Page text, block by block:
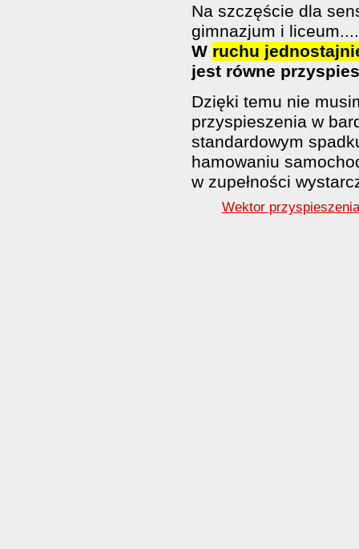
Na szczęście dla
gimnazjum i liceum....
W ruchu
jest równe
Dzięki temu nie
przyspieszenia w
standardowym
hamowaniu
w zupełności
Wektor przyspieszenia